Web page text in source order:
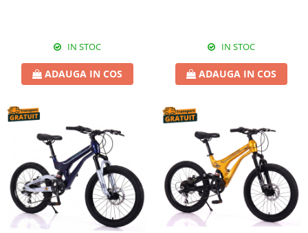
IN STOC
ADAUGA IN COS
IN STOC
ADAUGA IN COS